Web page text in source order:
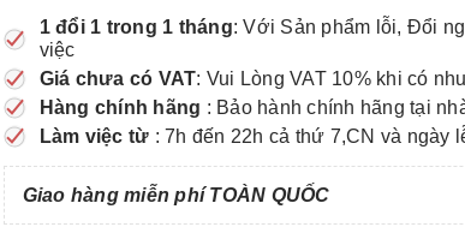
1 đổi 1 trong 1 tháng: Với Sản phẩm lỗi, Đổi
việc
Giá chưa có VAT: Vui Lòng VAT 10% khi có
Hàng chính hãng : Bảo hành chính hãng tại
Làm việc từ : 7h đến 22h cả thứ 7,CN và ngày
Giao hàng miễn phí TOÀN QUỐC